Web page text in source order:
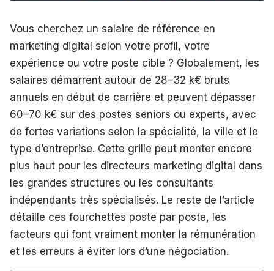
Vous cherchez un salaire de référence en
marketing digital selon votre profil, votre
expérience ou votre poste cible ? Globalement, les
salaires démarrent autour de 28–32 k€ bruts
annuels en début de carrière et peuvent dépasser
60–70 k€ sur des postes seniors ou experts, avec
de fortes variations selon la spécialité, la ville et le
type d’entreprise. Cette grille peut monter encore
plus haut pour les directeurs marketing digital dans
les grandes structures ou les consultants
indépendants très spécialisés. Le reste de l’article
détaille ces fourchettes poste par poste, les
facteurs qui font vraiment monter la rémunération
et les erreurs à éviter lors d’une négociation.